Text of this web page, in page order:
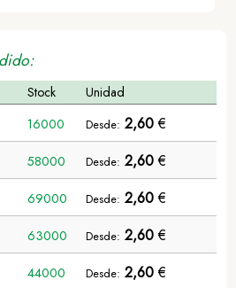
Stock Unidad
16000 Desde: 2,60€
58000 Desde: 2,60€
69000 Desde: 2,60€
63000 Desde: 2,60€
44000 Desde: 2,60€